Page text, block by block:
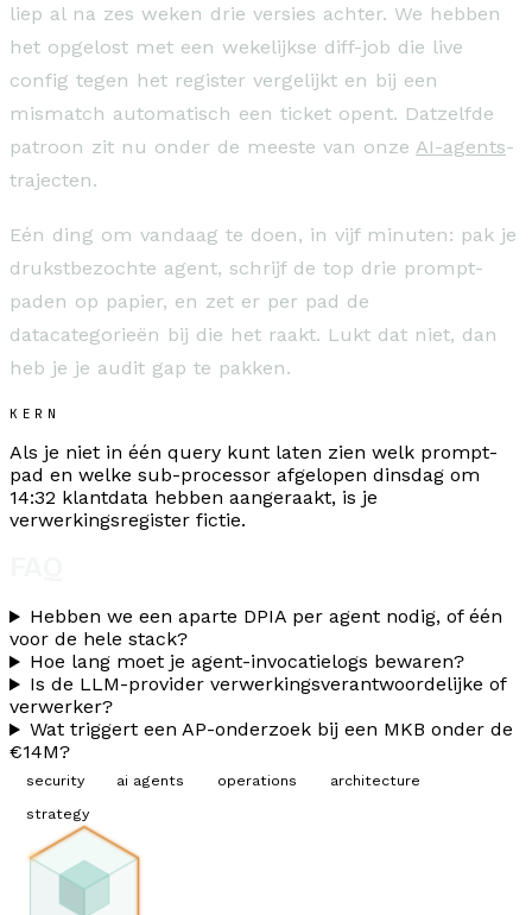
liep al na zes weken drie versies achter. We hebben
het opgelost met een wekelijkse diff-job die live
config tegen het register vergelijkt en bij een
mismatch automatisch een ticket opent. Datzelfde
patroon zit nu onder de meeste van onze AI-agents-
trajecten.
Eén ding om vandaag te doen, in vijf minuten: pak je
drukstbezochte agent, schrijf de top drie prompt-
paden op papier, en zet er per pad de
datacategorieën bij die het raakt. Lukt dat niet, dan
heb je je audit gap te pakken.
KERN
Als je niet in één query kunt laten zien welk prompt-
pad en welke sub-processor afgelopen dinsdag om
14:32 klantdata hebben aangeraakt, is je
verwerkingsregister fictie.
Hebben we een aparte DPIA per agent nodig, of één
voor de hele stack?
Hoe lang moet je agent-invocatielogs bewaren?
Is de LLM-provider verwerkingsverantwoordelijke of
verwerker?
Wat triggert een AP-onderzoek bij een MKB onder de
€14M?
security ai agents operations
architecture
strategy